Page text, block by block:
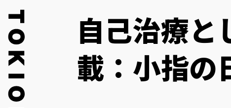
自己治療と
載：小指の